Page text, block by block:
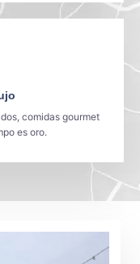
comidas gourmet
es oro.